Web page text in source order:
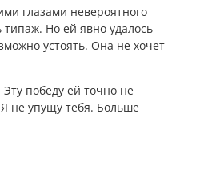
глазами невероятного
типаж. Но ей явно удалось
устоять. Она не хочет
победу ей точно не
не упущу тебя. Больше
разные вселенные Даны
герои, которые